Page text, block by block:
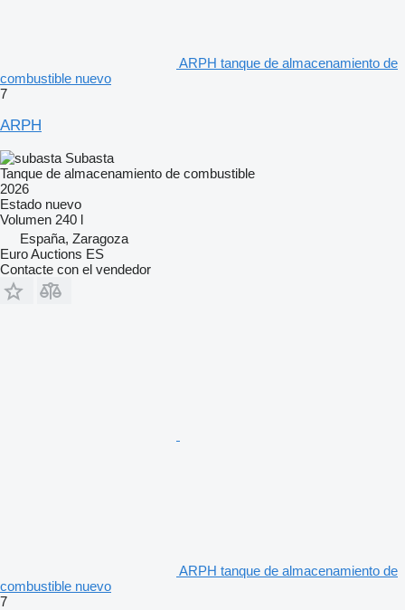
ARPH tanque de almacenamiento de
combustible nuevo
7
ARPH
Subasta
Tanque de almacenamiento de combustible
2026
Estado nuevo
Volumen 240 l
España, Zaragoza
Euro Auctions ES
Contacte con el vendedor
ARPH tanque de almacenamiento de
combustible nuevo
7